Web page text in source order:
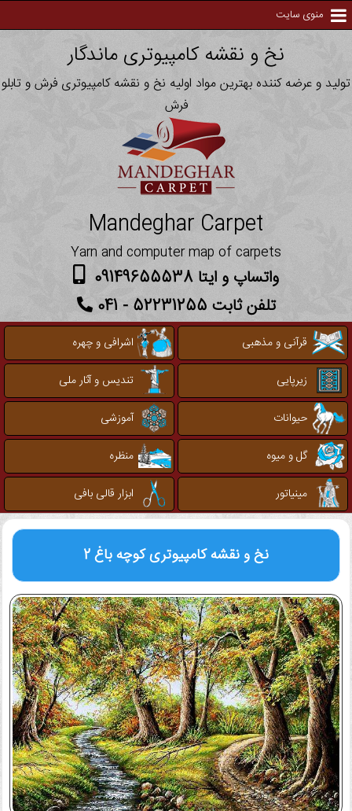
منوی سایت
نخ و نقشه کامپیوتری ماندگار
تولید و عرضه کننده بهترین مواد اولیه نخ و نقشه کامپیوتری فرش و تابلو
فرش
Mandeghar Carpet
Yarn and computer map of carpets
واتساپ و ایتا 09149655538
تلفن ثابت 52231255 - 041
قرآنی و مذهبی
اشرافی و چهره
زیرپایی
تندیس و آثار ملی
حیوانات
آموزشی
گل و میوه
منظره
مینیاتور
ابزار قالی بافی
نخ و نقشه کامپیوتریکوچه باغ 2